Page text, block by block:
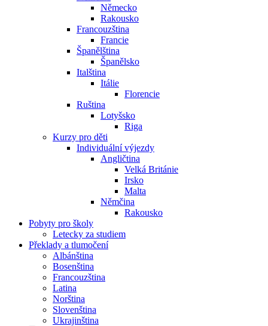
Německo
Rakousko
Francouzština
Francie
Španělština
Španělsko
Italština
Itálie
Florencie
Ruština
Lotyšsko
Riga
Kurzy pro děti
Individuální výjezdy
Angličtina
Velká Británie
Irsko
Malta
Němčina
Rakousko
Pobyty pro školy
Letecky za studiem
Překlady a tlumočení
Albánština
Bosenština
Francouzština
Latina
Norština
Slovenština
Ukrajinština